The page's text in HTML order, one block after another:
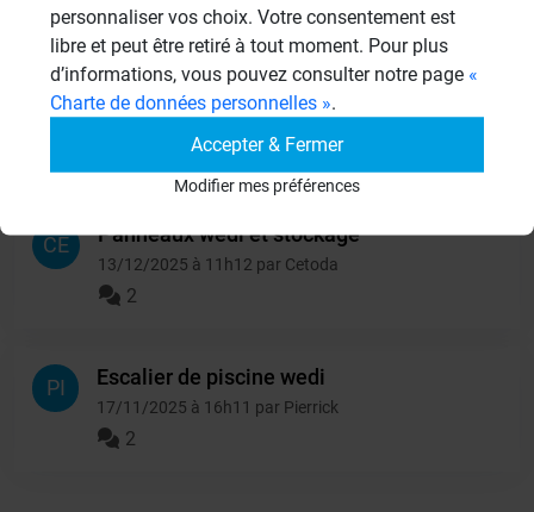
RO
isolation d'un garde-
manger
10/06/2026 à 15h06 par Rosalie
CE Panneaux wedi et stockage
13/12/2025 à 11h12 par Cetoda
2
PI Escalier de piscine wedi
17/11/2025 à 16h11 par Pierrick
2
personnaliser vos choix. Votre consentement est
libre et peut être retiré à tout moment. Pour plus
d’informations, vous pouvez consulter notre page «
Charte de données personnelles ».
Accepter & Fermer
Modifier mes préférences